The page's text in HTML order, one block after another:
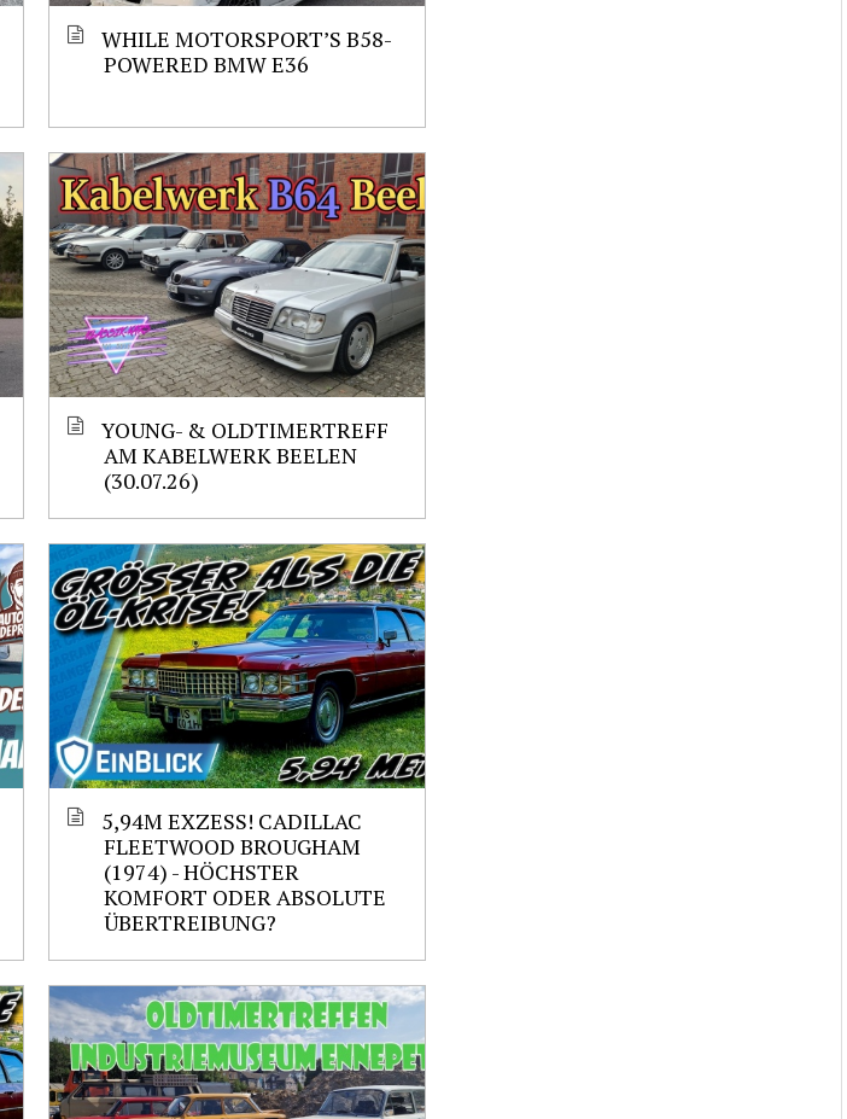
WHILE MOTORSPORT’S B58-
POWERED BMW E36
YOUNG- & OLDTIMERTREFF
AM KABELWERK BEELEN
(30.07.26)
5,94M EXZESS! CADILLAC
FLEETWOOD BROUGHAM
(1974) - HÖCHSTER
KOMFORT ODER ABSOLUTE
ÜBERTREIBUNG?